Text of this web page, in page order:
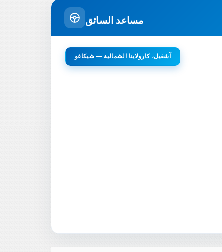
مساعد السائق
آشفيل، كارولاينا الشمالية — شيكاغو